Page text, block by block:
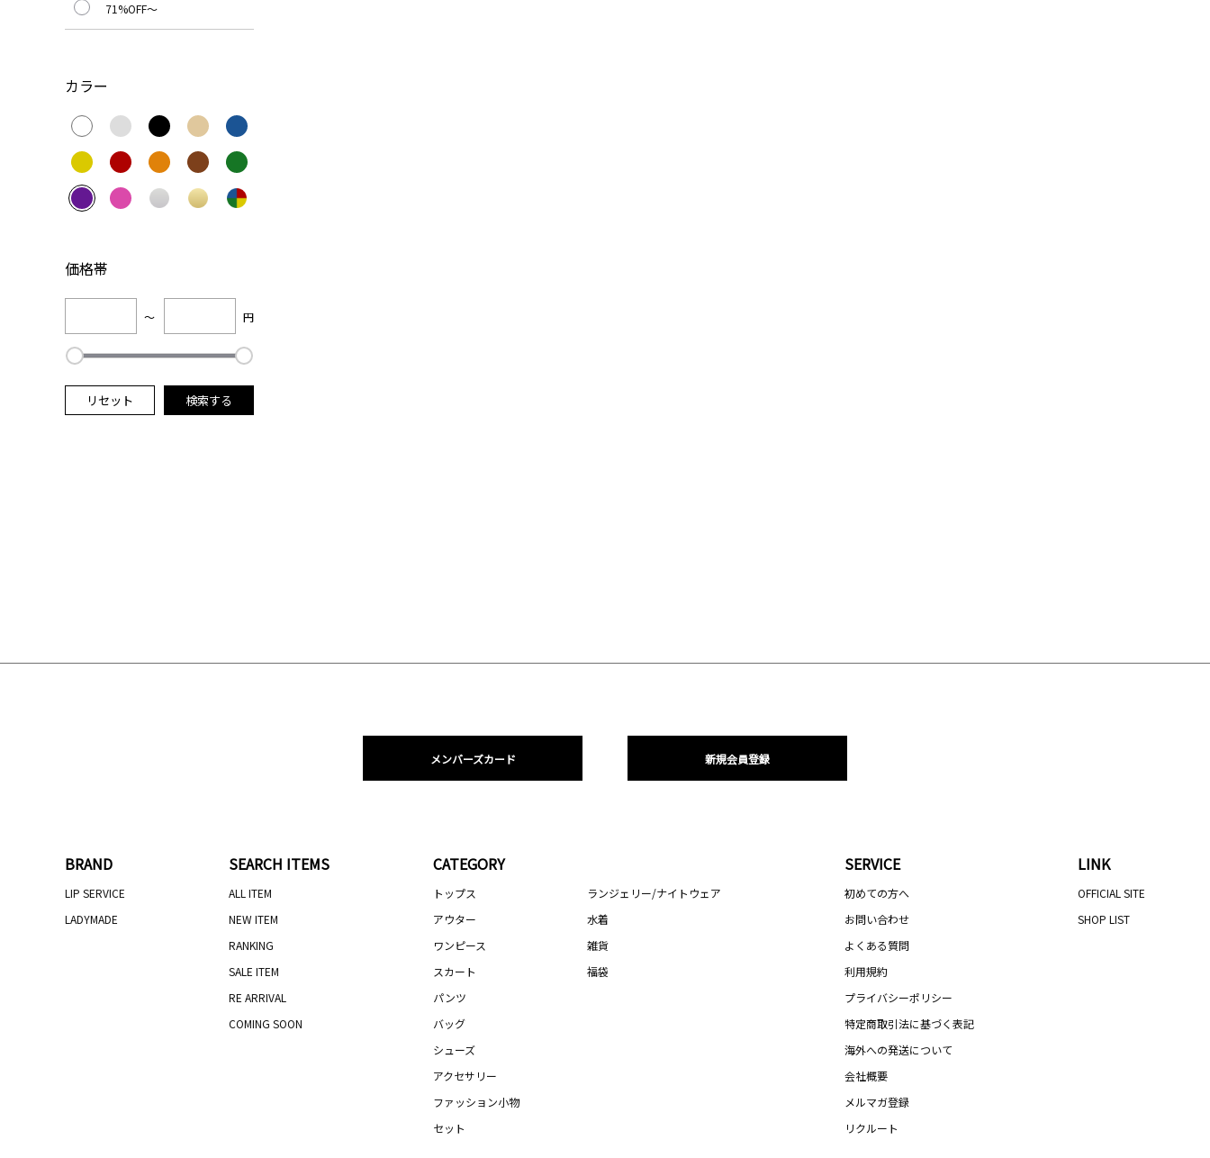
71%OFF～
カラー
価格帯
～ 円
リセット 検索する
メンバーズカード 新規会員登録
BRAND
LIP SERVICE
LADYMADE
SEARCH ITEMS
ALL ITEM
NEW ITEM
RANKING
SALE ITEM
RE ARRIVAL
COMING SOON
CATEGORY
トップス
アウター
ワンピース
スカート
パンツ
バッグ
シューズ
アクセサリー
ファッション小物
セット
ランジェリー/ナイトウェア
水着
雑貨
福袋
SERVICE
初めての方へ
お問い合わせ
よくある質問
利用規約
プライバシーポリシー
特定商取引法に基づく表記
海外への発送について
会社概要
メルマガ登録
リクルート
LINK
OFFICIAL SITE
SHOP LIST